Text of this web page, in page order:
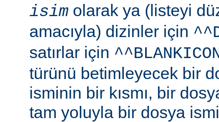
isim olarak ya (listeyi
amacıyla) dizinler için
satırlar için
türünü betimleyecek bir
isminin bir kısmı, bir
tam yoluyla bir dosya